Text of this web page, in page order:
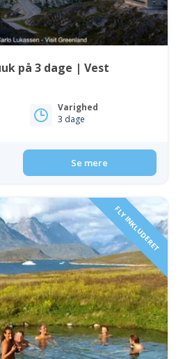
på 3 dage | Vest
Varighed
3 dage
Se mere
FLY INKLUDERET